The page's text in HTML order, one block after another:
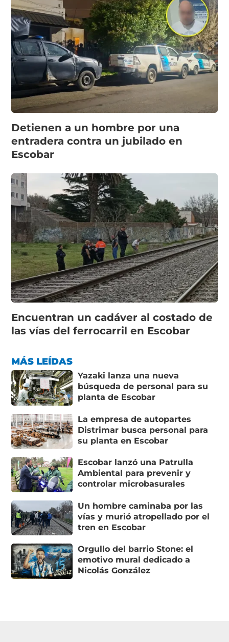
Detienen a un hombre por una
entradera contra un jubilado en
Escobar
Encuentran un cadáver al costado de
las vías del ferrocarril en Escobar
MÁS LEÍDAS
Yazaki lanza una nueva
búsqueda de personal para su
planta de Escobar
La empresa de autopartes
Distrimar busca personal para
su planta en Escobar
Escobar lanzó una Patrulla
Ambiental para prevenir y
controlar microbasurales
Un hombre caminaba por las
vías y murió atropellado por el
tren en Escobar
Orgullo del barrio Stone: el
emotivo mural dedicado a
Nicolás González